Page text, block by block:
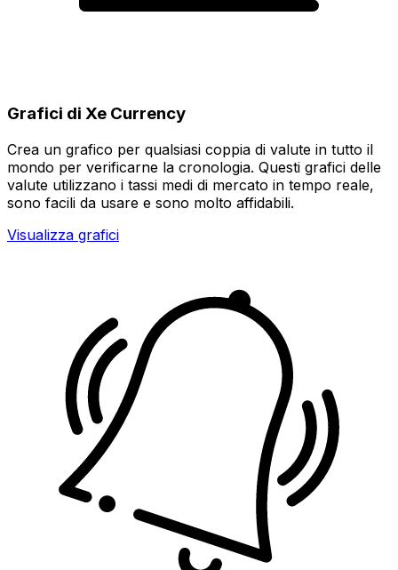
Grafici di Xe Currency
Crea un grafico per qualsiasi coppia di valute in tutto il
mondo per verificarne la cronologia. Questi grafici delle
valute utilizzano i tassi medi di mercato in tempo reale,
sono facili da usare e sono molto affidabili.
Visualizza grafici